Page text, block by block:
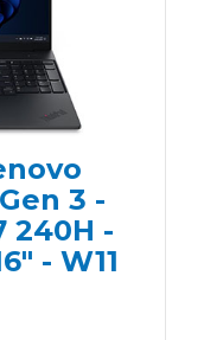
3 -
240H -
- W11